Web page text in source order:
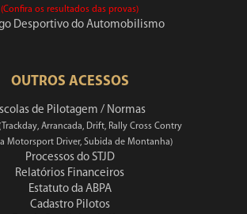
(Confira os resultados das provas)
Desportivo do Automobilismo
OUTROS ACESSOS
de Pilotagem / Normas
Arrancada, Drift, Rally Cross Contry
Motorsport Driver, Subida de Montanha)
Processos do STJD
Relatórios Financeiros
Estatuto da ABPA
Cadastro Pilotos